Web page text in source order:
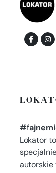
Lokator
autorskie